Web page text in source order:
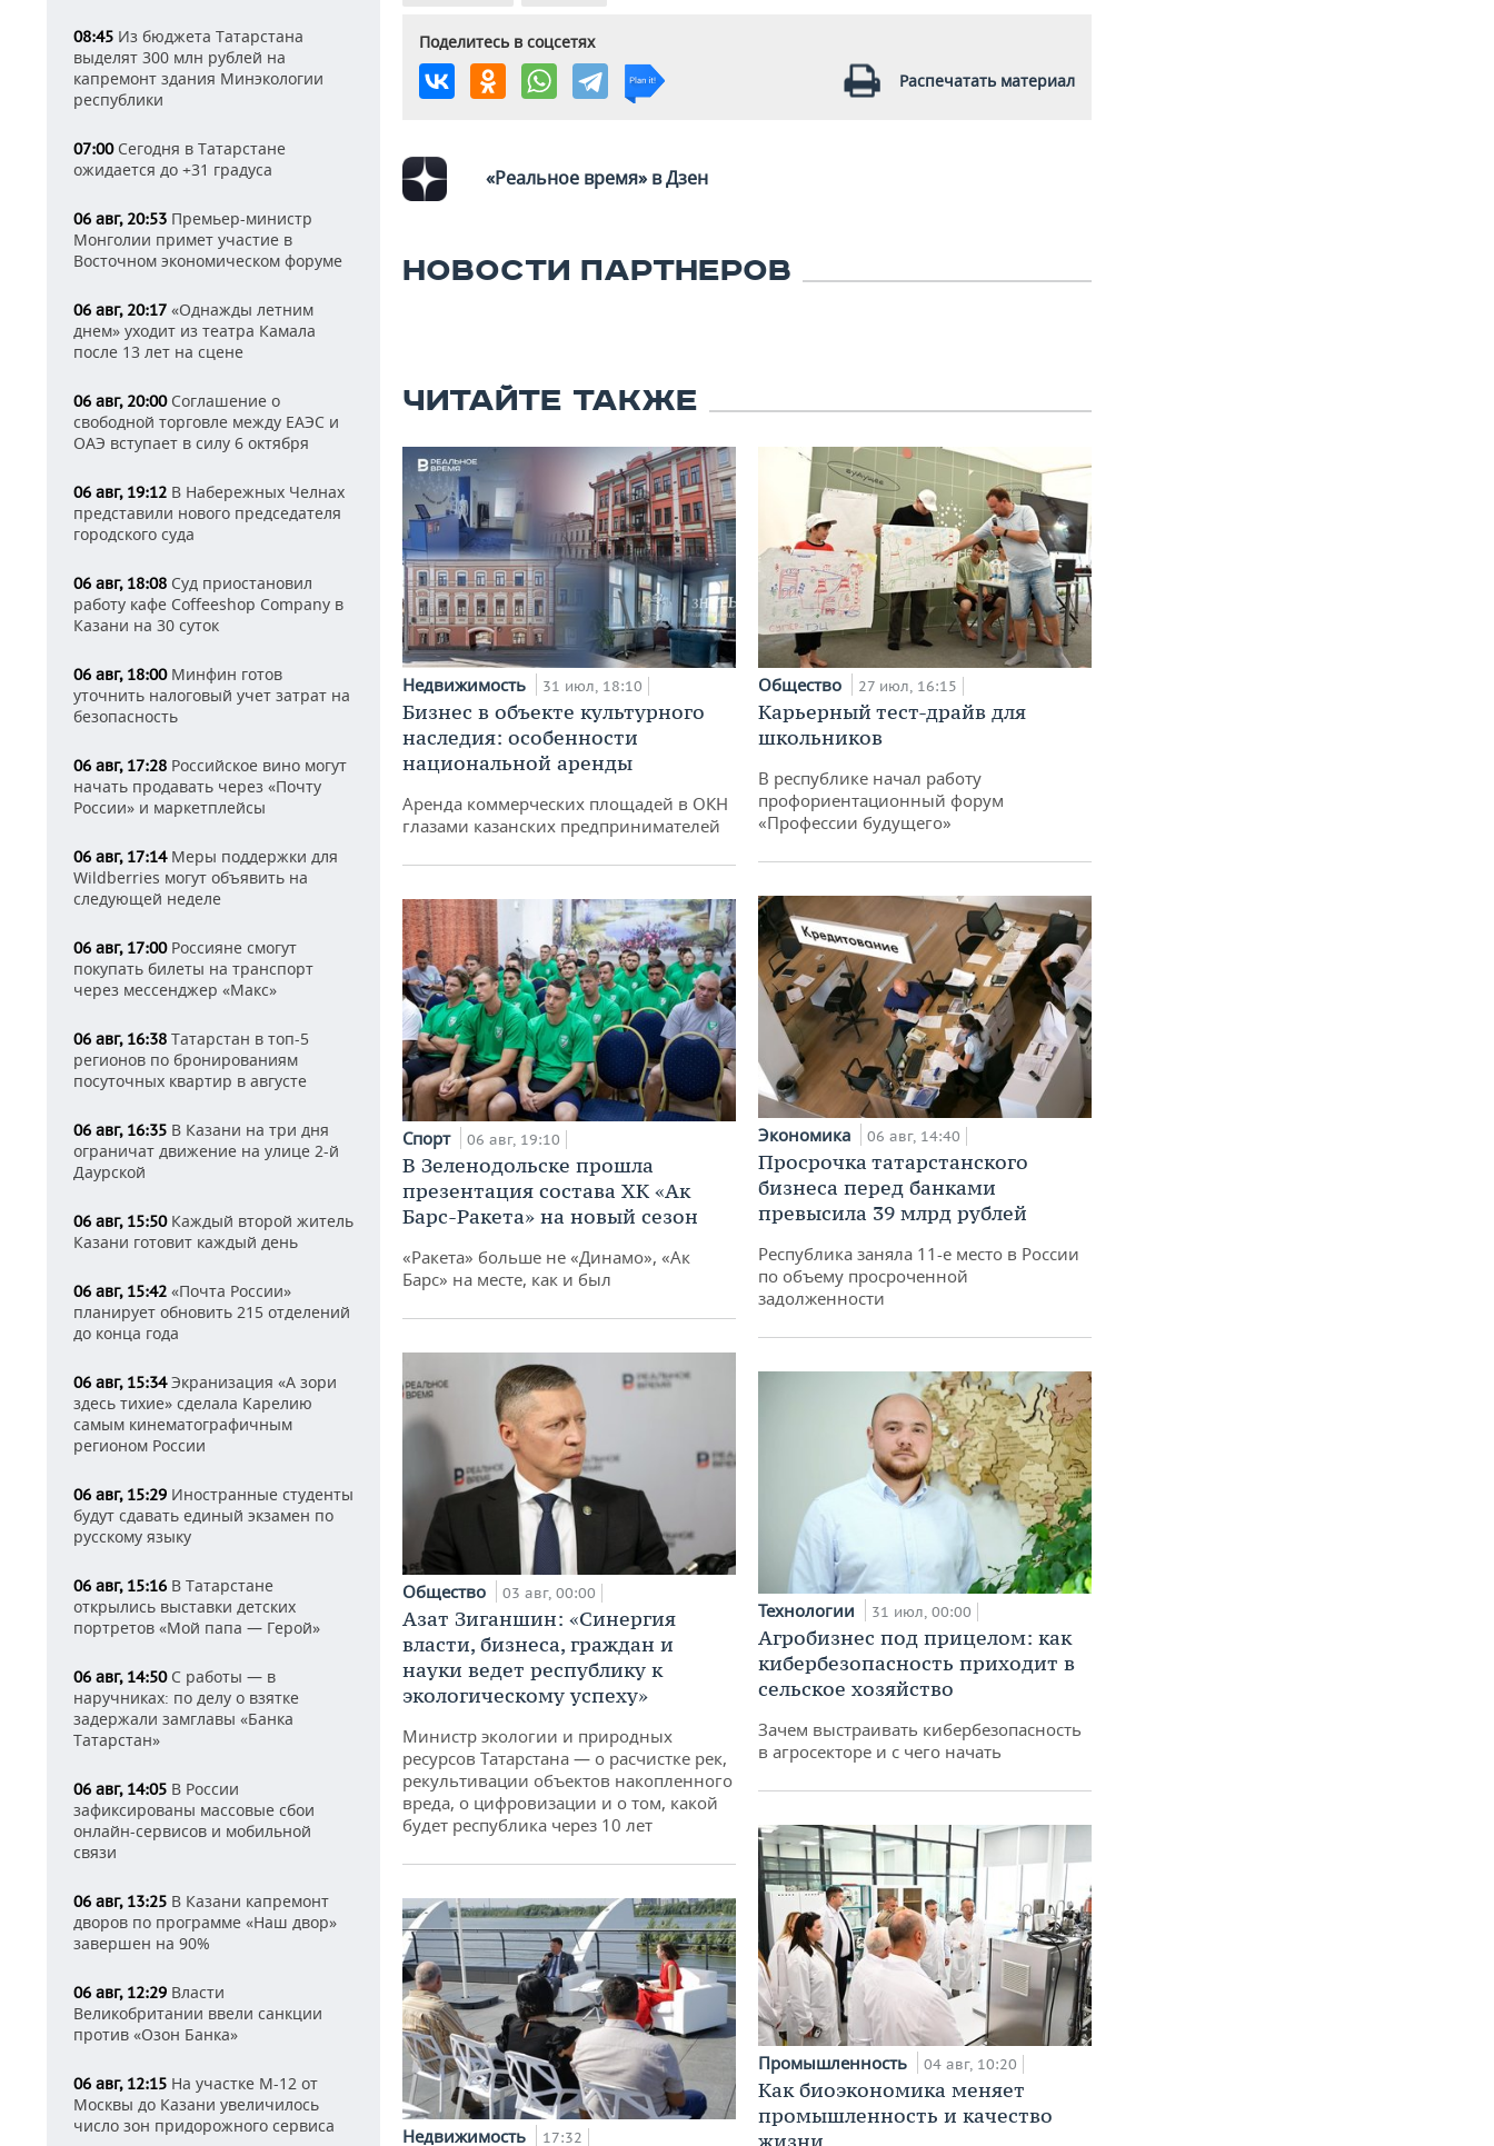
08:45 Из бюджета Татарстана
выделят 300 млн рублей на
капремонт здания Минэкологии
республики
07:00Сегодня в Татарстане
ожидается до +31 градуса
06 авг, 20:53 Премьер-министр
Монголии примет участие в
Восточном экономическом форуме
06 авг, 20:17 «Однажды летним
днем» уходит из театра Камала
после 13 лет на сцене
06 авг, 20:00Соглашение о
свободной торговле между ЕАЭС и
ОАЭ вступает в силу 6 октября
06 авг, 19:12 В Набережных Челнах
представили нового председателя
городского суда
06 авг, 18:08 Суд приостановил
работу кафе Coffeeshop Company в
Казани на 30 суток
06 авг, 18:00Минфин готов
уточнить налоговый учет затрат на
безопасность
06 авг, 17:28 Российское вино могут
начать продавать через «Почту
России» и маркетплейсы
06 авг, 17:14Меры поддержки для
Wildberries могут объявить на
следующей неделе
06 авг, 17:00Россияне смогут
покупать билеты на транспорт
через мессенджер «Макс»
06 авг, 16:38 Татарстан в топ-5
регионов по бронированиям
посуточных квартир в августе
06 авг, 16:35 В Казани на три дня
ограничат движение на улице 2-й
Даурской
06 авг, 15:50Каждый второй житель
Казани готовит каждый день
06 авг, 15:42 «Почта России»
планирует обновить 215 отделений
до конца года
06 авг, 15:34Экранизация «А зори
здесь тихие» сделала Карелию
самым кинематографичным
регионом России
06 авг, 15:29 Иностранные студенты
будут сдавать единый экзамен по
русскому языку
06 авг, 15:16 В Татарстане
открылись выставки детских
портретов «Мой папа — Герой»
06 авг, 14:50С работы — в
наручниках: по делу о взятке
задержали замглавы «Банка
Татарстан»
06 авг, 14:05 В России
зафиксированы массовые сбои
онлайн-сервисов и мобильной
связи
06 авг, 13:25 В Казани капремонт
дворов по программе «Наш двор»
завершен на 90%
06 авг, 12:29 Власти
Великобритании ввели санкции
против «Озон Банка»
06 авг, 12:15 На участке М-12 от
Москвы до Казани увеличилось
число зон придорожного сервиса
Поделитесь в соцсетях
Распечатать материал
«Реальное время» в Дзен
НОВОСТИ ПАРТНЕРОВ
ЧИТАЙТЕ ТАКЖЕ
Недвижимость 31 июл, 18:10
Бизнес в объекте культурного
наследия: особенности
национальной аренды
Аренда коммерческих площадей в ОКН
глазами казанских предпринимателей
Спорт 06 авг, 19:10
В Зеленодольске прошла
презентация состава ХК «Ак
Барс-Ракета» на новый сезон
«Ракета» больше не «Динамо», «Ак
Барс» на месте, как и был
Общество 03 авг, 00:00
Азат Зиганшин: «Синергия
власти, бизнеса, граждан и
науки ведет республику к
экологическому успеху»
Министр экологии и природных
ресурсов Татарстана — о расчистке рек,
рекультивации объектов накопленного
вреда, о цифровизации и о том, какой
будет республика через 10 лет
Недвижимость 17:32
Общество 27 июл, 16:15
Карьерный тест-драйв для
школьников
В республике начал работу
профориентационный форум
«Профессии будущего»
Экономика 06 авг, 14:40
Просрочка татарстанского
бизнеса перед банками
превысила 39 млрд рублей
Республика заняла 11-е место в России
по объему просроченной
задолженности
Технологии 31 июл, 00:00
Агробизнес под прицелом: как
кибербезопасность приходит в
сельское хозяйство
Зачем выстраивать кибербезопасность
в агросекторе и с чего начать
Промышленность 04 авг, 10:20
Как биоэкономика меняет
промышленность и качество